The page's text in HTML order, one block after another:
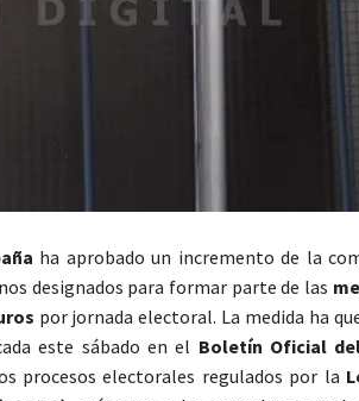
ha aprobado un incremento de la
designados para formar parte de las
por jornada electoral. La medida ha
este sábado en el Boletín Oficial
procesos electorales regulados por la